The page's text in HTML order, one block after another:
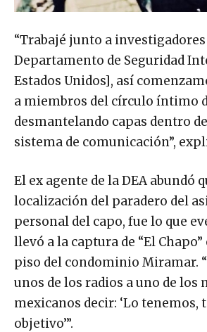
“Trabajé junto a
Departamento de Seguridad
Estados Unidos], así
a miembros del círculo íntimo
desmantelando capas dentro
sistema de comunicación”,
El ex agente de la DEA abundó
localización del paradero del
personal del capo, fue lo que
llevó a la captura de “El
piso del condominio Miramar.
unos de los radios a uno de los
mexicanos decir: ‘Lo tenemos,
objetivo’”.